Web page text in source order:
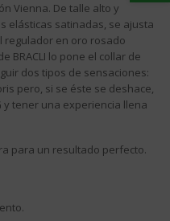
Vienna. De talle alto y
elásticas satinadas, se ajusta
regulador en oro rosado
BRACLI lo pone el collar de
dos tipos de sensaciones:
pero, si se éste se deshace,
tener una experiencia llena
para un resultado perfecto.